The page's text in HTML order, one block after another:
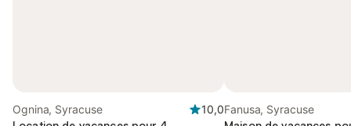
Ognina, Syracuse
10,0Fanusa, Syracuse